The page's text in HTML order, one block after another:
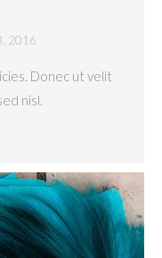
2016
Donec ut velit
nisl.